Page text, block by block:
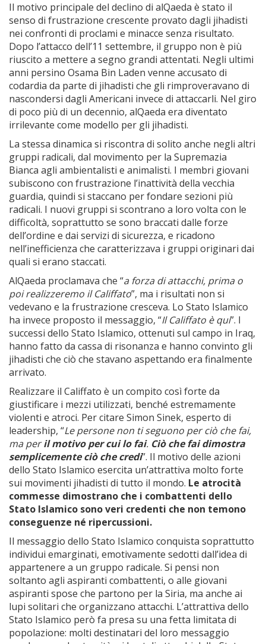
Il motivo principale del declino di alQaeda è stato il
senso di frustrazione crescente provato dagli jihadisti
nei confronti di proclami e minacce senza risultato.
Dopo l’attacco dell’11 settembre, il gruppo non è più
riuscito a mettere a segno grandi attentati. Negli ultimi
anni persino Osama Bin Laden venne accusato di
codardia da parte di jihadisti che gli rimproveravano di
nascondersi dagli Americani invece di attaccarli. Nel giro
di poco più di un decennio, alQaeda era diventato
irrilevante come modello per gli jihadisti.
La stessa dinamica si riscontra di solito anche negli altri
gruppi radicali, dal movimento per la Supremazia
Bianca agli ambientalisti e animalisti. I membri giovani
subiscono con frustrazione l’inattività della vecchia
guardia, quindi si staccano per fondare sezioni più
radicali. I nuovi gruppi si scontrano a loro volta con le
difficoltà, soprattutto se sono braccati dalle forze
dell’ordine e dai servizi di sicurezza, e ricadono
nell’inefficienza che caratterizzava i gruppi originari dai
quali si erano staccati.
AlQaeda proclamava che “a forza di attacchi, prima o
poi realizzeremo il Califfato”, ma i risultati non si
vedevano e la frustrazione cresceva. Lo Stato Islamico
ha invece proposto il messaggio, “Il Califfato è qui”. I
successi dello Stato Islamico, ottenuti sul campo in Iraq,
hanno fatto da cassa di risonanza e hanno convinto gli
jihadisti che ciò che stavano aspettando era finalmente
arrivato.
Realizzare il Califfato è un compito così forte da
giustificare i mezzi utilizzati, benché estremamente
violenti e atroci. Per citare Simon Sinek, esperto di
leadership, “Le persone non ti seguono per ciò che fai,
ma peril motivo per cui lo fai. Ciò che fai dimostra
semplicemente ciò che credi”. Il motivo delle azioni
dello Stato Islamico esercita un’attrattiva molto forte
sui movimenti jihadisti di tutto il mondo. Le atrocità
commesse dimostrano che i combattenti dello
Stato Islamico sono veri credenti che non temono
conseguenze né ripercussioni.
Il messaggio dello Stato Islamico conquista soprattutto
individui emarginati, emotivamente sedotti dall’idea di
appartenere a un gruppo radicale. Si pensi non
soltanto agli aspiranti combattenti, o alle giovani
aspiranti spose che partono per la Siria, ma anche ai
lupi solitari che organizzano attacchi. L’attrattiva dello
Stato Islamico però fa presa su una fetta limitata di
popolazione: molti destinatari del loro messaggio